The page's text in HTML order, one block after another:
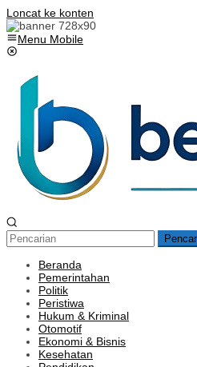
Loncat ke konten
Menu Mobile
Beranda
Pemerintahan
Politik
Peristiwa
Hukum & Kriminal
Otomotif
Ekonomi & Bisnis
Kesehatan